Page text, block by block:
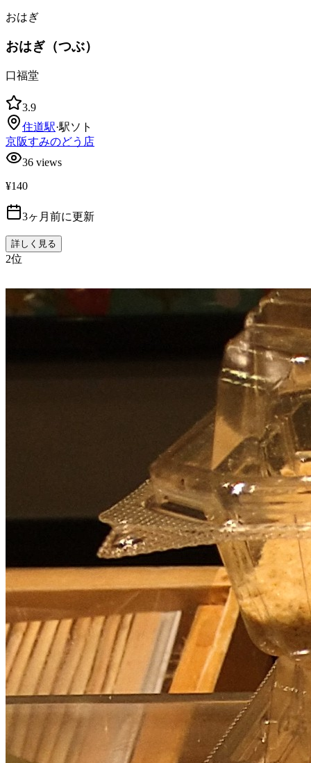
おはぎ
おはぎ（つぶ）
口福堂
3.9
住道駅·駅ソト
京阪すみのどう店
36 views
¥140
3ヶ月前に更新
詳しく見る
2位